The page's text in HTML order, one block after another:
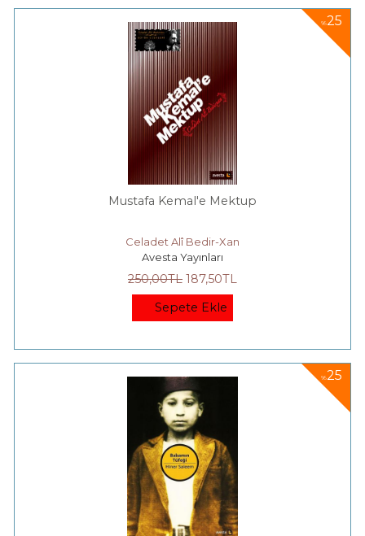
%25
Mustafa Kemal'e Mektup
Celadet Alî Bedir-Xan
Avesta Yayınları
250,00TL 187,50TL
Sepete Ekle
%25